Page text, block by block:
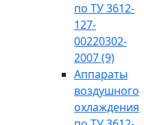
по ТУ 3612-
127-
00220302-
2007(9)
Аппараты
воздушного
охлаждения